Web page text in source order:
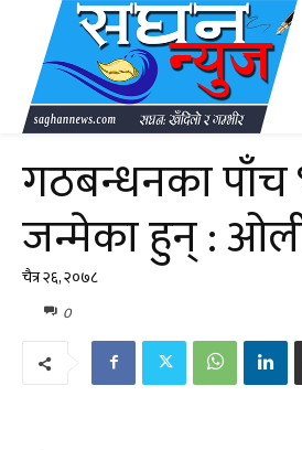
गठबन्धनका पाँच
जन्मेका हुन् :
चैत्र २६, २०७८
0